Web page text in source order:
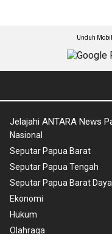
Unduh
Jelajahi ANTARA News
Nasional
Seputar Papua Barat
Seputar Papua Tengah
Seputar Papua Barat Daya
Ekonomi
Hukum
Olahraga